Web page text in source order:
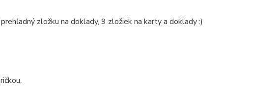
zložku na doklady, 9 zložiek na karty a doklady :)